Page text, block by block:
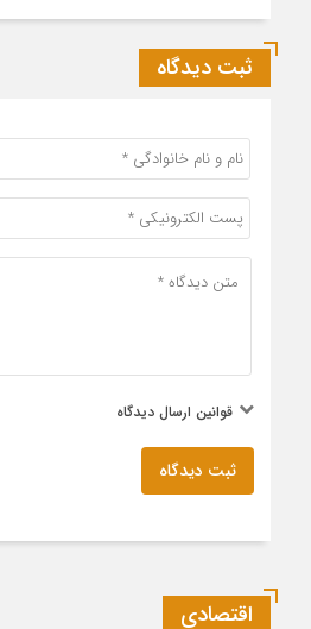
ثبت دیدگاه
قوانین ارسال دیدگاه
ثبت دیدگاه
اقتصادی